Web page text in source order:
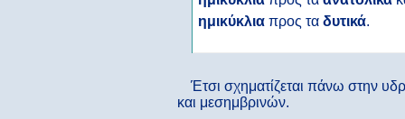
ημικύκλιαπρος τα δυτικά.
Έτσι σχηματίζεται πάνω στην
και μεσημβρινών.